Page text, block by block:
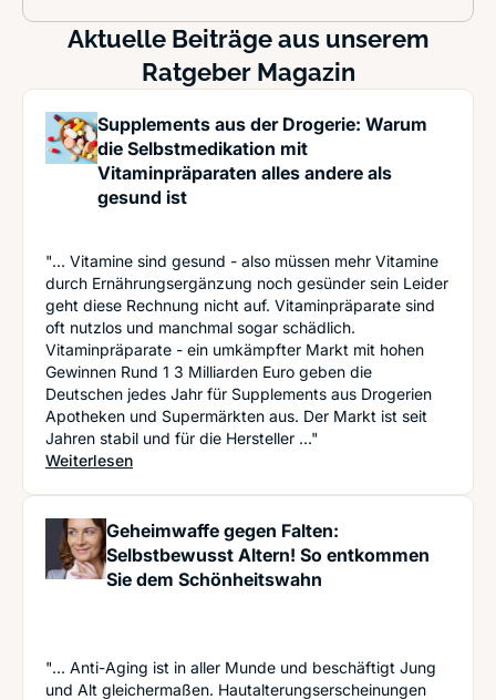
Aktuelle Beiträge aus unserem
Ratgeber Magazin
Supplements aus der Drogerie: Warum
die Selbstmedikation mit
Vitaminpräparaten alles andere als
gesund ist
"... Vitamine sind gesund - also müssen mehr Vitamine
durch Ernährungsergänzung noch gesünder sein Leider
geht diese Rechnung nicht auf. Vitaminpräparate sind
oft nutzlos und manchmal sogar schädlich.
Vitaminpräparate - ein umkämpfter Markt mit hohen
Gewinnen Rund 1 3 Milliarden Euro geben die
Deutschen jedes Jahr für Supplements aus Drogerien
Apotheken und Supermärkten aus. Der Markt ist seit
Jahren stabil und für die Hersteller ..."
Weiterlesen: Supplements aus der Drogerie: Warum die
Geheimwaffe gegen Falten:
Selbstbewusst Altern! So entkommen
Sie dem Schönheitswahn
"... Anti-Aging ist in aller Munde und beschäftigt Jung
und Alt gleichermaßen. Hautalterungserscheinungen